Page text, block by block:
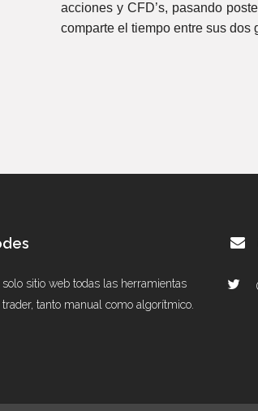
acciones y CFD’s, pasando
comparte el tiempo entre sus dos
solo sitio web todas las herramientas
tanto manual como algorítmico.